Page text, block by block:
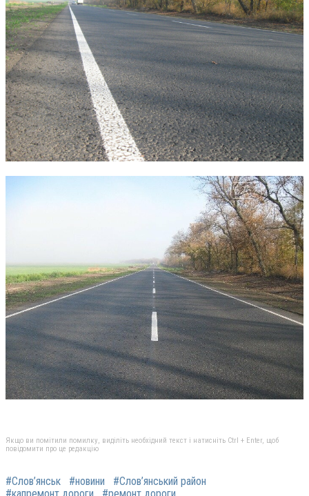
Якщо ви помітили помилку, виділіть необхідний текст і натисніть Ctrl + Enter, щоб
повідомити про це редакцію
#Слов’янськ #новини
#Слов’янський район
#капремонт дороги
#ремонт дороги